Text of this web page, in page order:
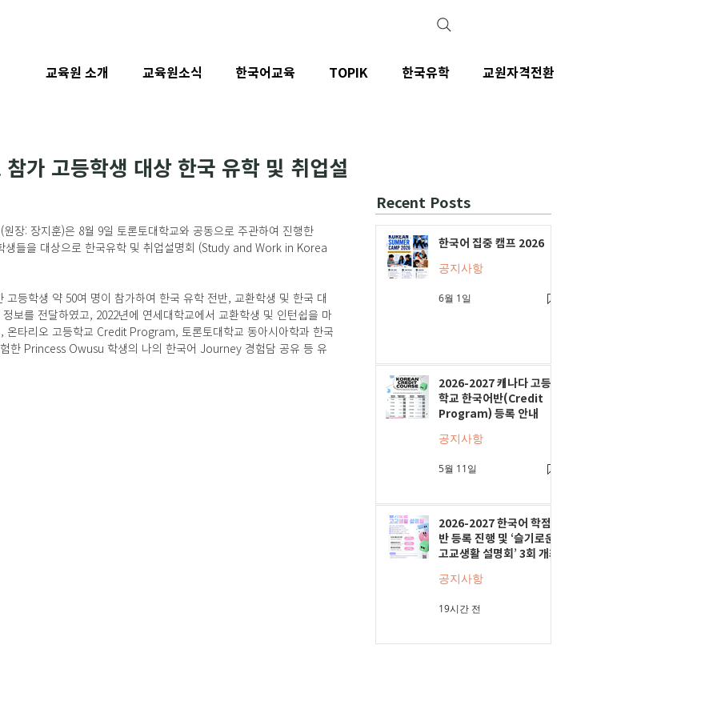
가 고등학생 대상 한국 유학 및 취업설
장: 장지훈)은 8월 9일 토론토대학교와 공동으로 주관하여 진행한
생들을 대상으로 한국유학 및 취업설명회 (Study and Work in Korea
고등학생 약 50여 명이 참가하여 한국 유학 전반, 교환학생 및 한국 대
보를 전달하였고, 2022년에 연세대학교에서 교환학생 및 인턴쉽을 마
타리오 고등학교 Credit Program, 토론토대학교 동아시아학과 한국
한 Princess Owusu 학생의 나의 한국어 Journey 경험담 공유 등 유
Recent Posts
한국어 집중 캠프 2026
공지사항
6월 1일
2026-2027 캐나다 고등
학교 한국어반(Credit
Program) 등록 안내
공지사항
5월 11일
2026-2027 한국어 학점
반 등록 진행 및 ‘슬기로운
고교생활 설명회’ 3회 개최
공지사항
19시간 전
교육원 소개 교육원소식 한국어교육 TOPIK 한국유학 교원자격전환